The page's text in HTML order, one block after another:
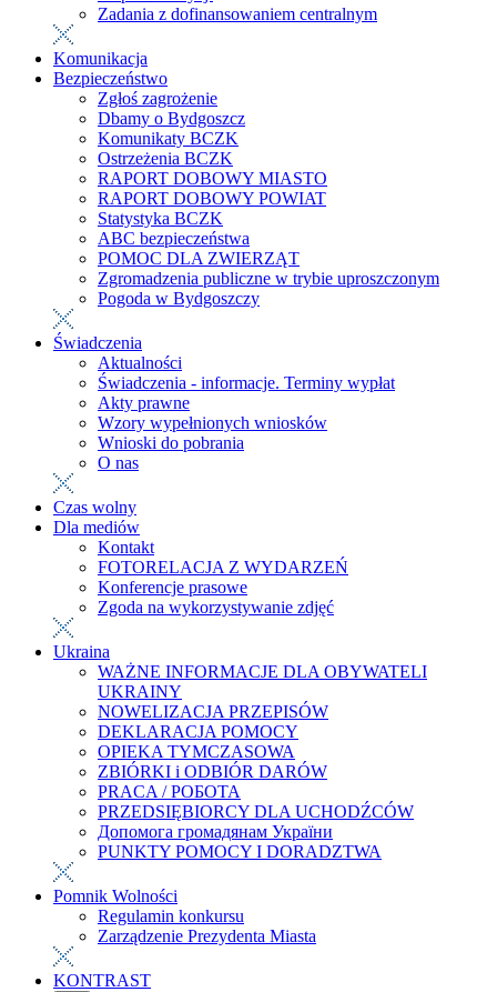
Zadania z dofinansowaniem centralnym
Komunikacja
Bezpieczeństwo
Zgłoś zagrożenie
Dbamy o Bydgoszcz
Komunikaty BCZK
Ostrzeżenia BCZK
RAPORT DOBOWY MIASTO
RAPORT DOBOWY POWIAT
Statystyka BCZK
ABC bezpieczeństwa
POMOC DLA ZWIERZĄT
Zgromadzenia publiczne w trybie uproszczonym
Pogoda w Bydgoszczy
Świadczenia
Aktualności
Świadczenia - informacje. Terminy wypłat
Akty prawne
Wzory wypełnionych wniosków
Wnioski do pobrania
O nas
Czas wolny
Dla mediów
Kontakt
FOTORELACJA Z WYDARZEŃ
Konferencje prasowe
Zgoda na wykorzystywanie zdjęć
Ukraina
WAŻNE INFORMACJE DLA OBYWATELI
UKRAINY
NOWELIZACJA PRZEPISÓW
DEKLARACJA POMOCY
OPIEKA TYMCZASOWA
ZBIÓRKI i ODBIÓR DARÓW
PRACA / РОБОТА
PRZEDSIĘBIORCY DLA UCHODŹCÓW
Допомога громадянам України
PUNKTY POMOCY I DORADZTWA
Pomnik Wolności
Regulamin konkursu
Zarządzenie Prezydenta Miasta
KONTRAST